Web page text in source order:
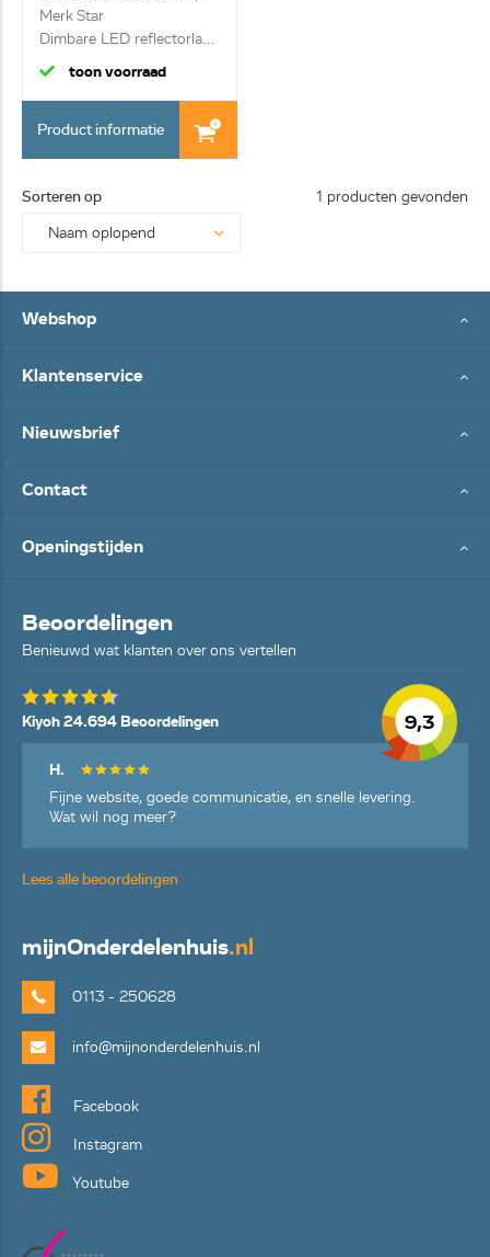
Merk Star
Dimbare LED reflectorla...
toon voorraad
Product informatie
Sorteren op 1 producten gevonden
Webshop
Klantenservice
Nieuwsbrief
Contact
Openingstijden
Beoordelingen
Benieuwd wat klanten over ons vertellen
9,3
Kiyoh 24.694 Beoordelingen
H.
Fijne website, goede communicatie, en snelle levering.
Wat wil nog meer?
Lees alle beoordelingen
mijnOnderdelenhuis.nl
0113 - 250628
info@mijnonderdelenhuis.nl
Facebook
Instagram
Youtube